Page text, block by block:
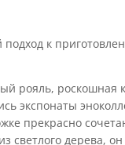
к
рояль,
экспонаты
прекрасно
дерева,